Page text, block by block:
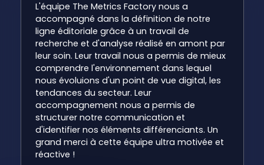
L'équipe The Metrics Factory nous a
accompagné dans la définition de notre
ligne éditoriale grâce à un travail de
recherche et d'analyse réalisé en amont par
leur soin. Leur travail nous a permis de mieux
comprendre l'environnement dans lequel
nous évoluions d'un point de vue digital, les
tendances du secteur. Leur
accompagnement nous a permis de
structurer notre communication et
d'identifier nos éléments différenciants. Un
grand merci à cette équipe ultra motivée et
réactive !